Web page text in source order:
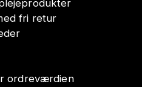
fri retur
ordreværdien